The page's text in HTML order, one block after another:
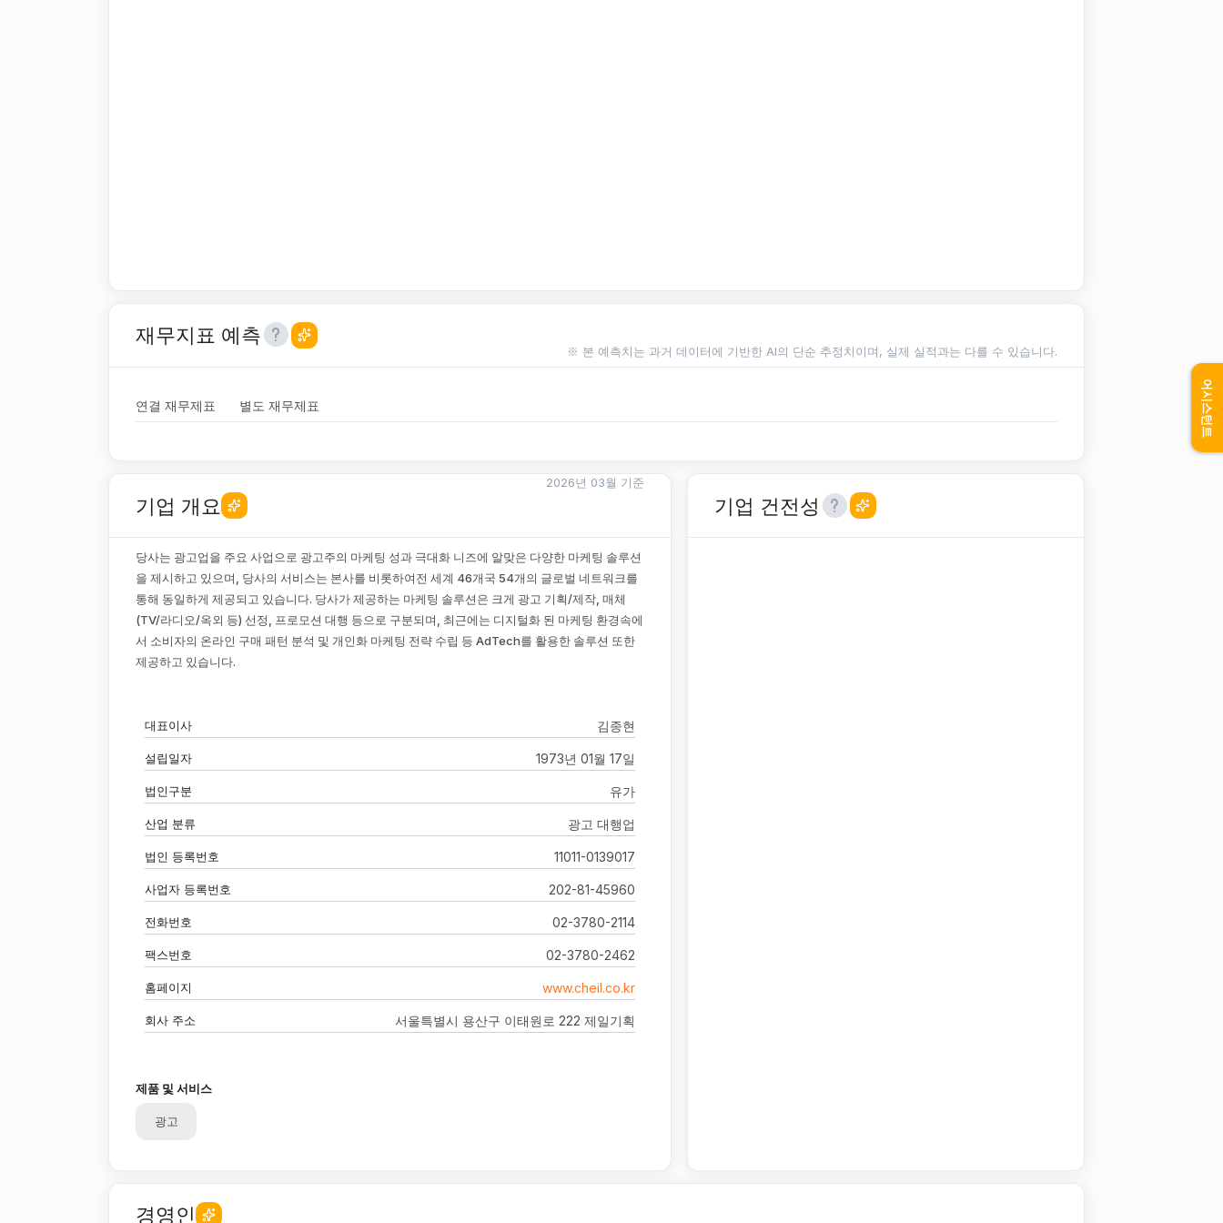
재무지표 예측
※ 본 예측치는 과거 데이터에 기반한 AI의 단순 추정치이며, 실제 실적과는 다를 수 있습니다.
연결 재무제표 별도 재무제표
기업 개요
2026년 03월 기준
당사는 광고업을 주요 사업으로 광고주의 마케팅 성과 극대화 니즈에 알맞은 다양한 마케팅 솔루션
을 제시하고 있으며, 당사의 서비스는 본사를 비롯하여전 세계 46개국 54개의 글로벌 네트워크를
통해 동일하게 제공되고 있습니다. 당사가 제공하는 마케팅 솔루션은 크게 광고 기획/제작, 매체
(TV/라디오/옥외 등) 선정, 프로모션 대행 등으로 구분되며, 최근에는 디지털화 된 마케팅 환경속에
서 소비자의 온라인 구매 패턴 분석 및 개인화 마케팅 전략 수립 등 AdTech를 활용한 솔루션 또한
제공하고 있습니다.
대표이사 김종현
설립일자 1973년 01월 17일
법인구분 유가
산업 분류 광고 대행업
법인 등록번호 11011-0139017
사업자 등록번호 202-81-45960
전화번호 02-3780-2114
팩스번호 02-3780-2462
홈페이지 www.cheil.co.kr
회사 주소 서울특별시 용산구 이태원로 222 제일기획
제품 및 서비스
광고
기업 건전성
경영인
어시스턴트